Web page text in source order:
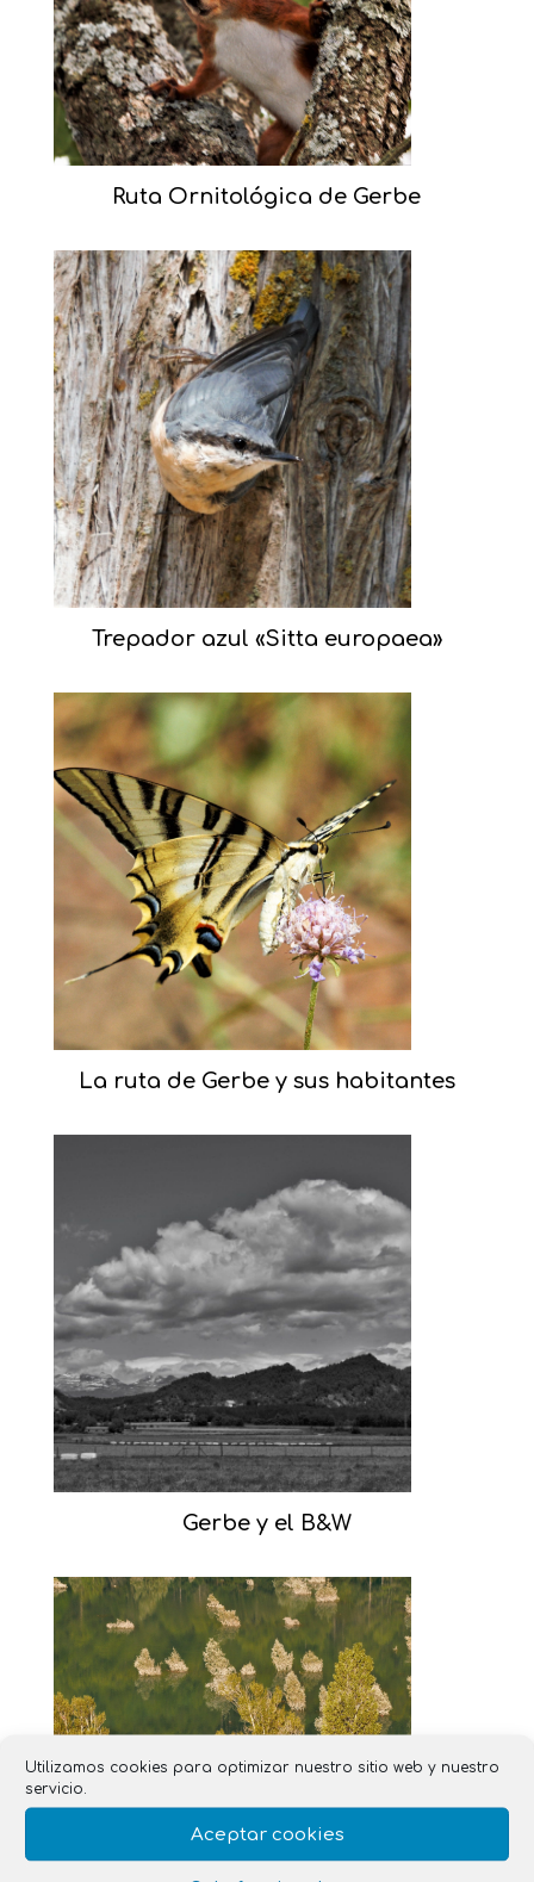
Utilizamos cookies para optimizar nuestro sitio web y nuestro
servicio.
Aceptar cookies
Ruta Ornitológica de Gerbe
Trepador azul «Sitta europaea»
La ruta de Gerbe y sus habitantes
Gerbe y el B&W